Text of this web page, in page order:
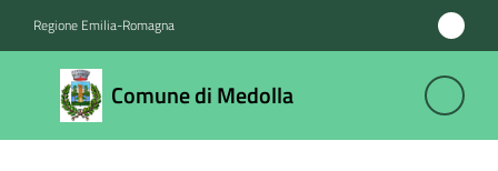
Regione Emilia-Romagna
Comune di Medolla
Comune
di
Medolla